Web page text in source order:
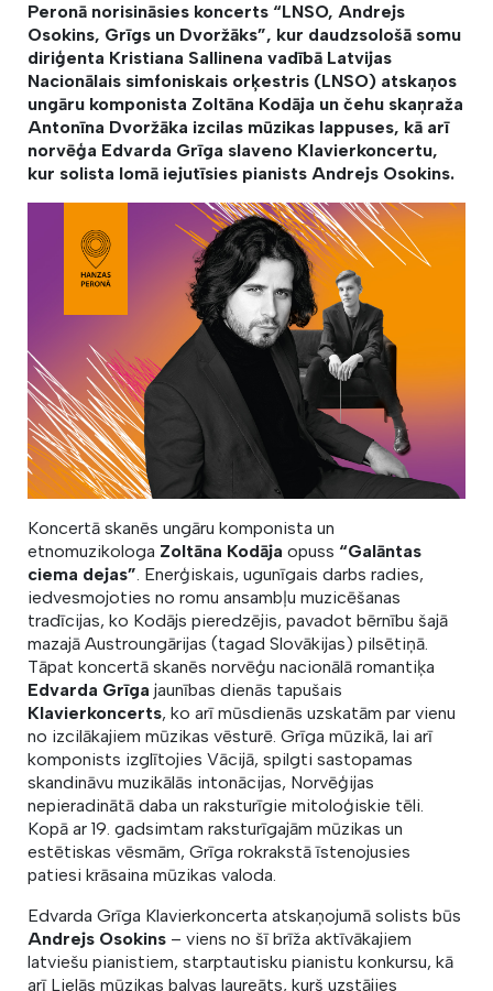
Peronā norisināsies koncerts “LNSO, Andrejs
Osokins, Grīgs un Dvoržāks”, kur daudzsološā somu
diriģenta Kristiana Sallinena vadībā Latvijas
Nacionālais simfoniskais orķestris (LNSO) atskaņos
ungāru komponista Zoltāna Kodāja un čehu skaņraža
Antonīna Dvoržāka izcilas mūzikas lappuses, kā arī
norvēģa Edvarda Grīga slaveno Klavierkoncertu,
kur solista lomā iejutīsies pianists Andrejs Osokins.
Koncertā skanēs ungāru komponista un
etnomuzikologa Zoltāna Kodāja opuss “Galāntas
ciema dejas”. Enerģiskais, ugunīgais darbs radies,
iedvesmojoties no romu ansambļu muzicēšanas
tradīcijas, ko Kodājs pieredzējis, pavadot bērnību šajā
mazajā Austroungārijas (tagad Slovākijas) pilsētiņā.
Tāpat koncertā skanēs norvēģu nacionālā romantiķa
Edvarda Grīga jaunības dienās tapušais
Klavierkoncerts, ko arī mūsdienās uzskatām par vienu
no izcilākajiem mūzikas vēsturē. Grīga mūzikā, lai arī
komponists izglītojies Vācijā, spilgti sastopamas
skandināvu muzikālās intonācijas, Norvēģijas
nepieradinātā daba un raksturīgie mitoloģiskie tēli.
Kopā ar 19. gadsimtam raksturīgajām mūzikas un
estētiskas vēsmām, Grīga rokrakstā īstenojusies
patiesi krāsaina mūzikas valoda.
Edvarda Grīga Klavierkoncerta atskaņojumā solists būs
Andrejs Osokins – viens no šī brīža aktīvākajiem
latviešu pianistiem, starptautisku pianistu konkursu, kā
arī Lielās mūzikas balvas laureāts, kurš uzstājies